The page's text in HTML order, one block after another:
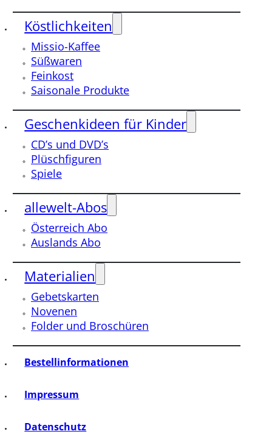
Köstlichkeiten
Missio-Kaffee
Süßwaren
Feinkost
Saisonale Produkte
Geschenkideen für Kinder
CD’s und DVD’s
Plüschfiguren
Spiele
allewelt-Abos
Österreich Abo
Auslands Abo
Materialien
Gebetskarten
Novenen
Folder und Broschüren
Bestellinformationen
Impressum
Datenschutz